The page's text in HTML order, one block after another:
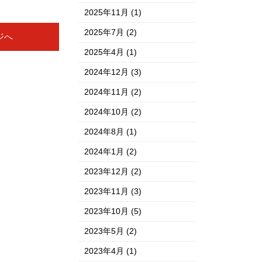
へ
2025年11月(1)
2025年7月(2)
2025年4月(1)
2024年12月(3)
2024年11月(2)
2024年10月(2)
2024年8月(1)
2024年1月(2)
2023年12月(2)
2023年11月(3)
2023年10月(5)
2023年5月(2)
2023年4月(1)